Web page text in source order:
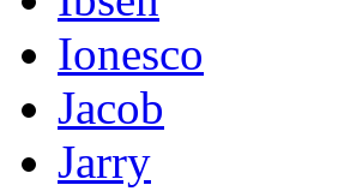
Ionesco
Jacob
Jarry